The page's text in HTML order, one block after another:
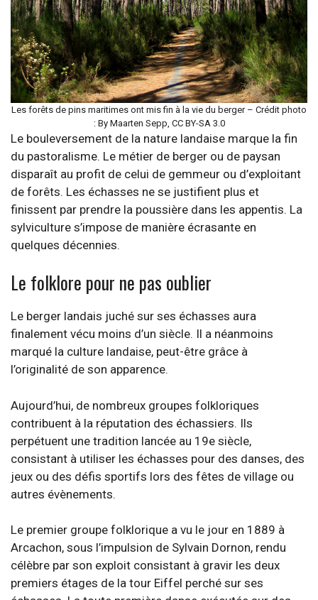
Les forêts de pins maritimes ont mis fin à la vie du berger – Crédit photo
: By Maarten Sepp, CC BY-SA 3.0
Le bouleversement de la nature landaise marque la fin
du pastoralisme. Le métier de berger ou de paysan
disparaît au profit de celui de gemmeur ou d’exploitant
de forêts. Les échasses ne se justifient plus et
finissent par prendre la poussière dans les appentis. La
sylviculture s’impose de manière écrasante en
quelques décennies.
Le folklore pour ne pas oublier
Le berger landais juché sur ses échasses aura
finalement vécu moins d’un siècle. Il a néanmoins
marqué la culture landaise, peut-être grâce à
l’originalité de son apparence.
Aujourd’hui, de nombreux groupes folkloriques
contribuent à la réputation des échassiers. Ils
perpétuent une tradition lancée au 19e siècle,
consistant à utiliser les échasses pour des danses, des
jeux ou des défis sportifs lors des fêtes de village ou
autres évènements.
Le premier groupe folklorique a vu le jour en 1889 à
Arcachon, sous l’impulsion de Sylvain Dornon, rendu
célèbre par son exploit consistant à gravir les deux
premiers étages de la tour Eiffel perché sur ses